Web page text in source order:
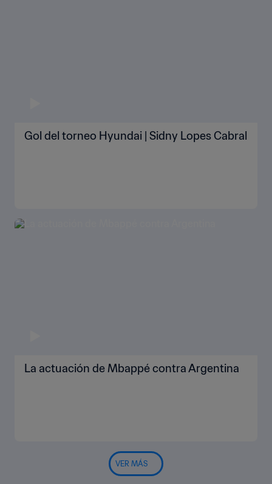
Gol del torneo Hyundai | Sidny Lopes Cabral
La actuación de Mbappé contra Argentina
VER MÁS